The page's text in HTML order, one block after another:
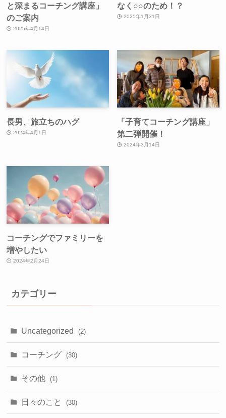
と深まるコーチング講座」
のご案内
2025年4月14日
なく○○のため！？
2025年1月31日
長男、旅立ちのハグ
2024年4月1日
「子育てコーチング講座」
第二弾開催！
2024年3月14日
コーチングでファミリーを
増やしたい
2024年2月24日
カテゴリー
Uncategorized (2)
コーチング (30)
その他 (1)
日々のこと (30)